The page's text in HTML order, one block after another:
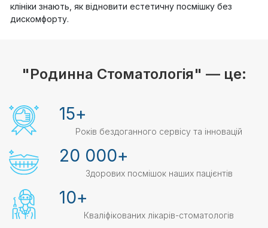
клініки знають, як відновити естетичну посмішку без
дискомфорту.
"Родинна Стоматологія" — це:
Років бездоганного сервісу та інновацій
15+
Здорових посмішок наших пацієнтів
20 000+
Кваліфікованих лікарів-стоматологів
10+